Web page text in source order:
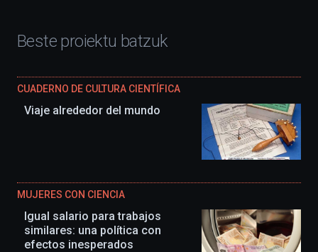
Beste proiektu batzuk
CUADERNO DE CULTURA CIENTÍFICA
Viaje alrededor del mundo
MUJERES CON CIENCIA
Igual salario para trabajos
similares: una política con
efectos inesperados